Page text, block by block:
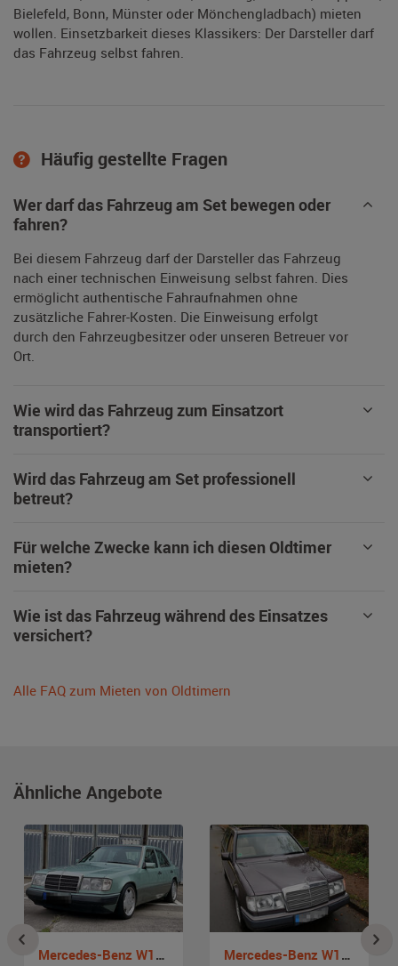
Bielefeld, Bonn, Münster oder Mönchengladbach) mieten
wollen. Einsetzbarkeit dieses Klassikers: Der Darsteller darf
das Fahrzeug selbst fahren.
Häufig gestellte Fragen
Wer darf das Fahrzeug am Set bewegen oder
fahren?
Bei diesem Fahrzeug darf der Darsteller das Fahrzeug
nach einer technischen Einweisung selbst fahren. Dies
ermöglicht authentische Fahraufnahmen ohne
zusätzliche Fahrer-Kosten. Die Einweisung erfolgt
durch den Fahrzeugbesitzer oder unseren Betreuer vor
Ort.
Wie wird das Fahrzeug zum Einsatzort
transportiert?
Wird das Fahrzeug am Set professionell
betreut?
Für welche Zwecke kann ich diesen Oldtimer
mieten?
Wie ist das Fahrzeug während des Einsatzes
versichert?
Alle FAQ zum Mieten von Oldtimern
Ähnliche Angebote
Mercedes-Benz W124 Mercedes-Benz W124 280 TE